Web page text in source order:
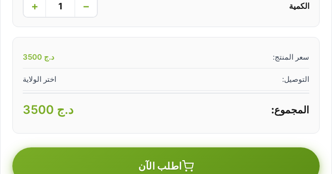
الكمية −
+
سعر المنتج: د.ج
التوصيل: اختر الولاية
المجموع: د.ج
اطلب الآن